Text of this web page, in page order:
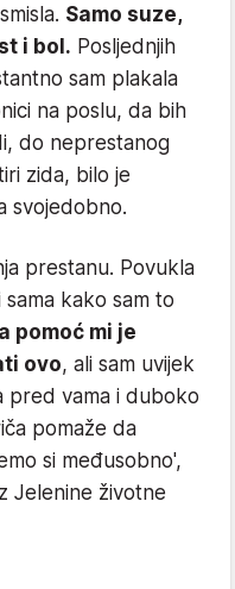
Samo suze,
i bol. Posljednjih
sam plakala
na poslu, da bih
do neprestanog
zida, bilo je
svojedobno.
prestanu. Povukla
kako sam to
pomoć mi je
ovo, ali sam uvijek
pred vama i duboko
pomaže da
si međusobno',
Jelenine životne